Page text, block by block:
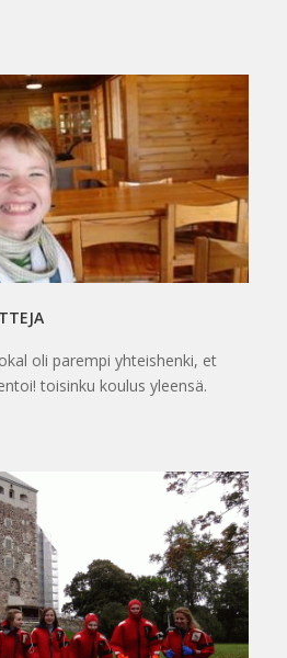
oli parempi yhteishenki, et
toisinku koulus yleensä.